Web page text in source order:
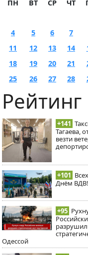
ПН ВТ СР ЧТ
4
5 6 7
11
12 13 14
18
19 20 21
25
26 27 28
Рейтинг
+141
Тагаева,
везти
+101
Днём ВДВ!
+95
Одессой